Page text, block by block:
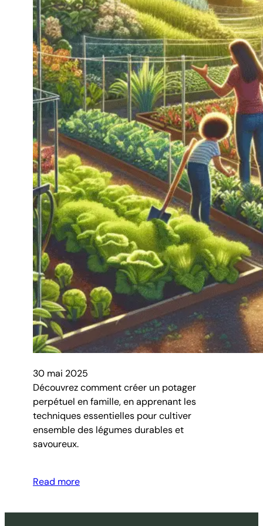
30 mai 2025
Découvrez comment créer un potager
perpétuel en famille, en apprenant les
techniques essentielles pour cultiver
ensemble des légumes durables et
savoureux.
Read more